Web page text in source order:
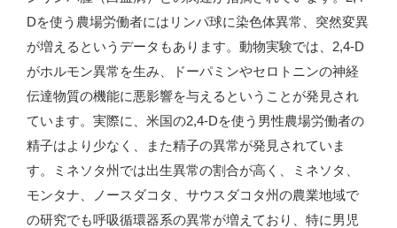
Dを使う農場労働者にはリンパ球に染色体異常、突然変異
が増えるというデータもあります。動物実験では、2,4-D
がホルモン異常を生み、ドーパミンやセロトニンの神経
伝達物質の機能に悪影響を与えるということが発見され
ています。実際に、米国の2,4-Dを使う男性農場労働者の
精子はより少なく、また精子の異常が発見されていま
す。ミネソタ州では出生異常の割合が高く、ミネソタ、
モンタナ、ノースダコタ、サウスダコタ州の農業地域で
の研究でも呼吸循環器系の異常が増えており、特に男児